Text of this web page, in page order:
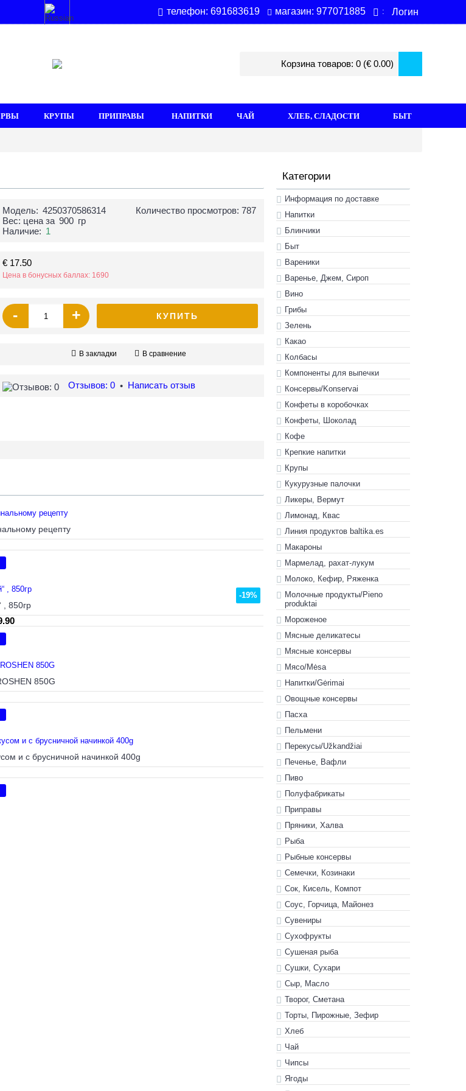
телефон: 691683619 магазин: 977071885 : Логин
Корзина товаров: 0 (€ 0.00)
КРУПЫ ПРИПРАВЫ НАПИТКИ ЧАЙ ХЛЕБ, СЛАДОСТИ БЫТ
Категории
Информация по доставке
Hапитки
Блинчики
Быт
Вареники
Варенье, Джем, Сироп
Вино
Грибы
Зелень
Какао
Колбасы
Компоненты для выпечки
Консервы/Konservai
Конфеты в кoробочках
Конфеты, Шоколад
Кофе
Крепкие напитки
Крупы
Кукурузные палочки
Ликеры, Вермут
Лимонад, Квас
Линия продуктов baltika.es
Макароны
Мармелад, рахат-лукум
Молоко, Кефир, Ряженка
Молочные продукты/Pieno
produktai
Мороженое
Мясные деликатесы
Мясные консервы
Мясо/Mėsa
Напитки/Gėrimai
Овощные консервы
Пасха
Пельмени
Перекусы/Užkandžiai
Печенье, Вафли
Пиво
Полуфабрикаты
Приправы
Пряники, Халва
Рыба
Рыбные консервы
Семечки, Козинаки
Сок, Кисель, Компот
Соус, Горчица, Майонез
Сувениры
Сухофрукты
Сушеная рыба
Сушки, Сухари
Сыр, Масло
Творог, Сметана
Торты, Пирожные, Зефир
Хлеб
Чай
Чипсы
Ягоды
Количество просмотров: 787
Модель: 4250370586314
Вес: цена за 900 гр
Наличие: 1
€ 17.50
Цена в бонусных баллах: 1690
- + КУПИТЬ
В закладки В сравнение
Отзывов: 0 • Написать отзыв
рецепту
-19%
, 850гp
850G
и с брусничной начинкой 400g